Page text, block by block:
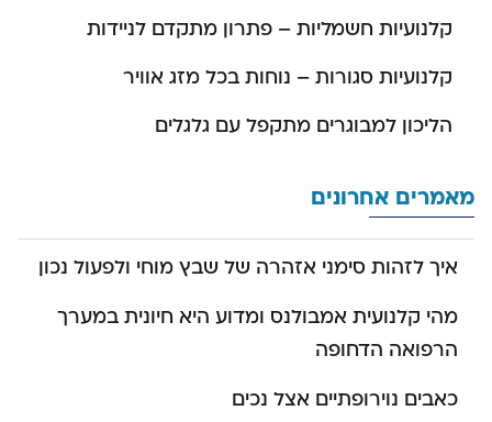
קלנועיות חשמליות – פתרון מתקדם לניידות
קלנועיות סגורות – נוחות בכל מזג אוויר
הליכון למבוגרים מתקפל עם גלגלים
מאמרים אחרונים
איך לזהות סימני אזהרה של שבץ מוחי ולפעול נכון
מהי קלנועית אמבולנס ומדוע היא חיונית במערך
הרפואה הדחופה
כאבים נוירופתיים אצל נכים